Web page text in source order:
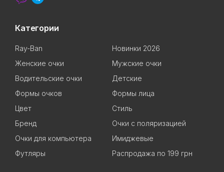
Категории
Ray-Ban
Новинки 2026
Женские очки
Мужские очки
Водительские очки
Детские
Формы очков
Формы лица
Цвет
Стиль
Бренд
Очки с поляризацией
Очки для компьютера
Имиджевые
Футляры
Распродажа по 199 грн